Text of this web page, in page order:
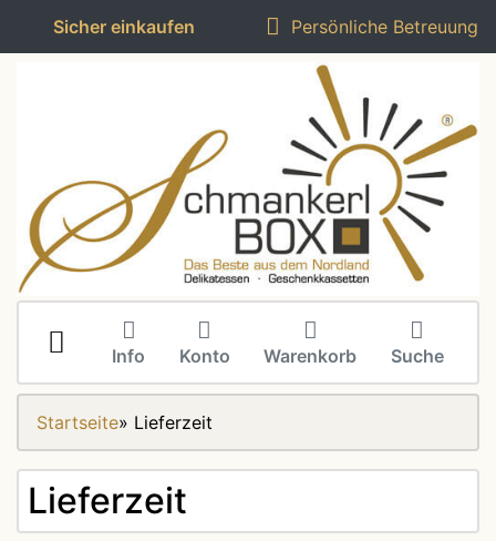
Sicher einkaufen Persönliche Betreuung
Info Konto Warenkorb Suche
Startseite» Lieferzeit
Lieferzeit